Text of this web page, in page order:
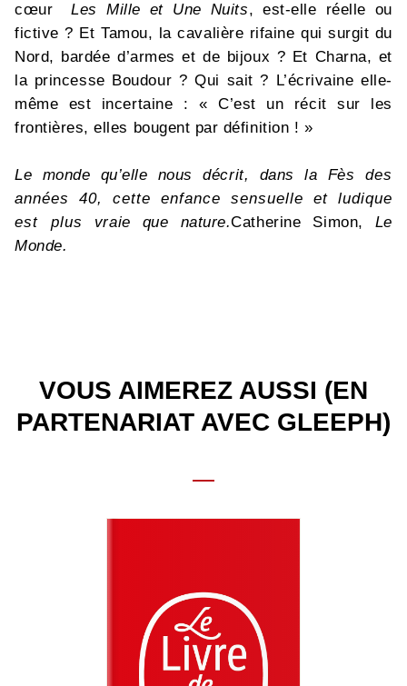
cœurLes Mille et Une Nuits, est-elle réelle ou
fictive ? Et Tamou, la cavalière rifaine qui surgit du
Nord, bardée d’armes et de bijoux ? Et Charna, et
la princesse Boudour ? Qui sait ? L’écrivaine elle-
même est incertaine : « C’est un récit sur les
frontières, elles bougent par définition ! »
Le monde qu’elle nous décrit, dans la Fès
des
années 40, cette enfance sensuelle et ludique
est plus vraie que nature.Catherine Simon, Le
Monde.
VOUS AIMEREZ AUSSI (EN
PARTENARIAT AVEC GLEEPH)